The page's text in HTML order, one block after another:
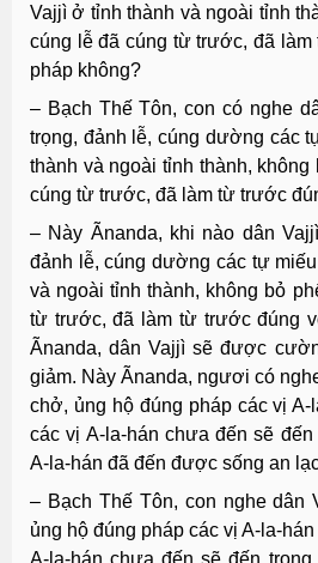
Vajjì ở tỉnh thành và ngoài tỉnh
cúng lễ đã cúng từ trước, đã
pháp không?
– Bạch Thế Tôn, con có nghe
trọng, đảnh lễ, cúng dường các
thành và ngoài tỉnh thành, không
cúng từ trước, đã làm từ trước
– Này Ãnanda, khi nào dân
đảnh lễ, cúng dường các tự
và ngoài tỉnh thành, không bỏ
từ trước, đã làm từ trước đúng
Ãnanda, dân Vajjì sẽ được
giảm. Này Ãnanda, ngươi có
chở, ủng hộ đúng pháp các vị
các vị A-la-hán chưa đến sẽ
A-la-hán đã đến được sống an
– Bạch Thế Tôn, con nghe dân
ủng hộ đúng pháp các vị A-la-
A-la-hán chưa đến sẽ đến